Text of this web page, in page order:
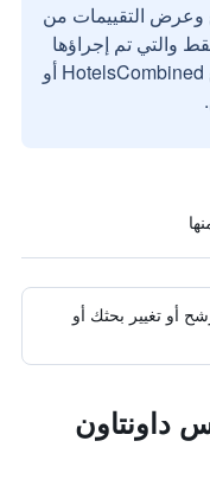
وعرض التقييمات من
والتي تم إجراؤها
بواسطة مستخدمين حقيقيين مع HotelsCombined أو
أو تغيير بحثك أو
داونتاون